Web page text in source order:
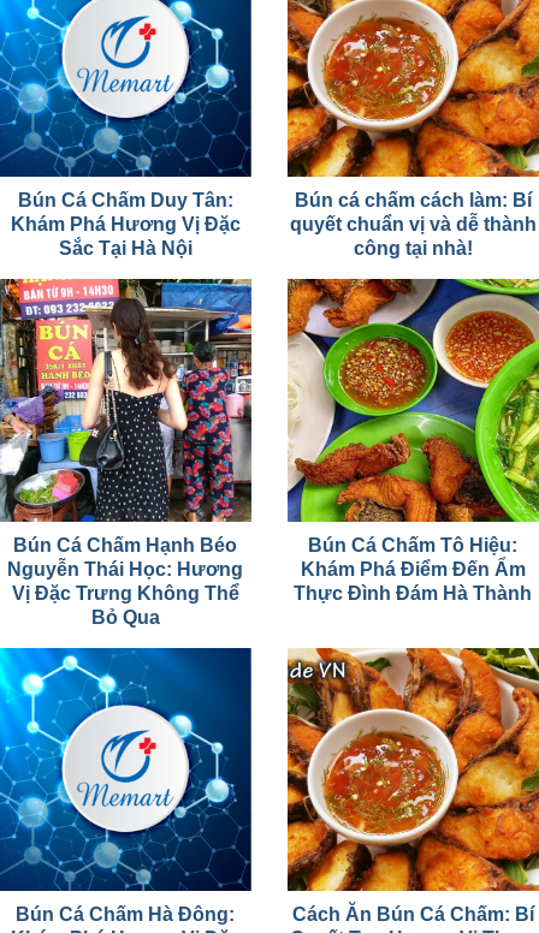
Bún Cá Chấm Duy Tân:
Khám Phá Hương Vị Đặc
Sắc Tại Hà Nội
Bún cá chấm cách làm: Bí
quyết chuẩn vị và dễ thành
công tại nhà!
Bún Cá Chấm Hạnh Béo
Nguyễn Thái Học: Hương
Vị Đặc Trưng Không Thể
Bỏ Qua
Bún Cá Chấm Tô Hiệu:
Khám Phá Điểm Đến Ẩm
Thực Đình Đám Hà Thành
Bún Cá Chấm Hà Đông:
Cách Ăn Bún Cá Chấm: Bí